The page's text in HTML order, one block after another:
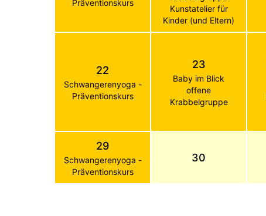
Präventionskurs
Kunstatelier für
Kinder (und Eltern)
22
Schwangerenyoga -
Präventionskurs
23
Baby im Blick
offene
Krabbelgruppe
29
Schwangerenyoga -
Präventionskurs
30